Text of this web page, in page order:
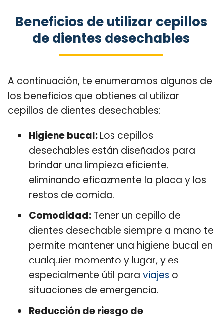
Beneficios de utilizar cepillos
de dientes desechables
A continuación, te enumeramos algunos de
los beneficios que obtienes al utilizar
cepillos de dientes desechables:
Higiene bucal:Los cepillos
desechables están diseñados para
brindar una limpieza eficiente,
eliminando eficazmente la placa y los
restos de comida.
Comodidad:Tener un cepillo de
dientes desechable siempre a mano te
permite mantener una higiene bucal en
cualquier momento y lugar, y es
especialmente útil para viajes o
situaciones de emergencia.
Reducción de riesgo de